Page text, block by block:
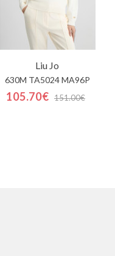
Liu Jo
630M TA5024 MA96P
105.70€ 151.00€